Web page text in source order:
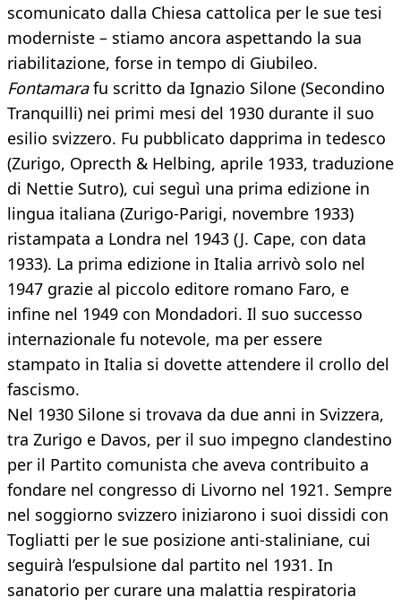
scomunicato dalla Chiesa cattolica per le sue tesi
moderniste – stiamo ancora aspettando la sua
riabilitazione, forse in tempo di Giubileo.
Fontamarafu scritto da Ignazio Silone (Secondino
Tranquilli) nei primi mesi del 1930 durante il suo
esilio svizzero. Fu pubblicato dapprima in tedesco
(Zurigo, Oprecth & Helbing, aprile 1933, traduzione
di Nettie Sutro), cui seguì una prima edizione in
lingua italiana (Zurigo-Parigi, novembre 1933)
ristampata a Londra nel 1943 (J. Cape, con data
1933). La prima edizione in Italia arrivò solo nel
1947 grazie al piccolo editore romano Faro, e
infine nel 1949 con Mondadori. Il suo successo
internazionale fu notevole, ma per essere
stampato in Italia si dovette attendere il crollo del
fascismo.
Nel 1930 Silone si trovava da due anni in Svizzera,
tra Zurigo e Davos, per il suo impegno clandestino
per il Partito comunista che aveva contribuito a
fondare nel congresso di Livorno nel 1921. Sempre
nel soggiorno svizzero iniziarono i suoi dissidi con
Togliatti per le sue posizione anti-staliniane, cui
seguirà l’espulsione dal partito nel 1931. In
sanatorio per curare una malattia respiratoria